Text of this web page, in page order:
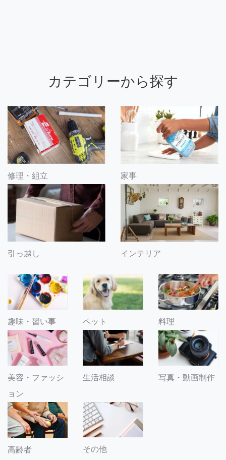
カテゴリーから探す
修理・組立 家事
引っ越し インテリア
趣味・習い事 ペット 料理
美容・ファッシ
ョン
生活相談 写真・動画制作
高齢者 その他